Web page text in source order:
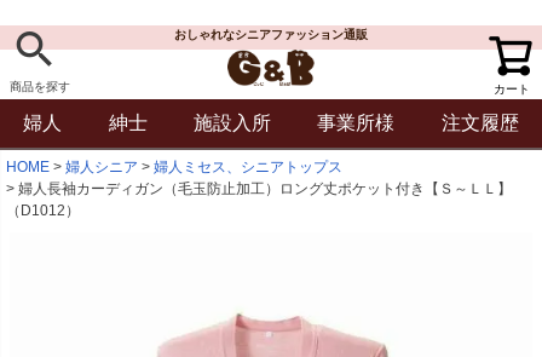
商品を探す
おしゃれなシニアファッション通販
カート
婦人 紳士 施設入所 事業所様 注文履歴
HOME 婦人シニア
婦人ミセス、シニアトップス
婦人長袖カーディガン（毛玉防止加工）ロング丈ポケット付き【Ｓ～ＬＬ】
（D1012）